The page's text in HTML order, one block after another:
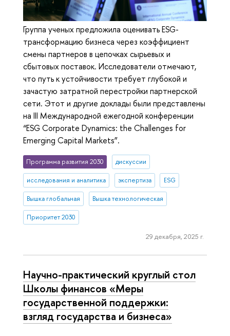
Группа ученых предложила оценивать ESG-
трансформацию бизнеса через коэффициент
смены партнеров в цепочках сырьевых и
сбытовых поставок. Исследователи отмечают,
что путь к устойчивости требует глубокой и
зачастую затратной перестройки партнерской
сети. Этот и другие доклады были представлены
на III Международной ежегодной конференции
“ESG Corporate Dynamics: the Challenges for
Emerging Capital Markets”.
Программа развития 2030 дискуссии
исследования и аналитика экспертиза ESG
Вышка глобальная Вышка технологическая
Приоритет 2030
29 декабря, 2025 г.
Научно-практический круглый стол
Школы финансов «Меры
государственной поддержки:
взгляд государства и бизнеса»